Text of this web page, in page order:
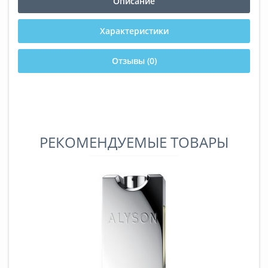
Характеристики
Отзывы (0)
РЕКОМЕНДУЕМЫЕ ТОВАРЫ